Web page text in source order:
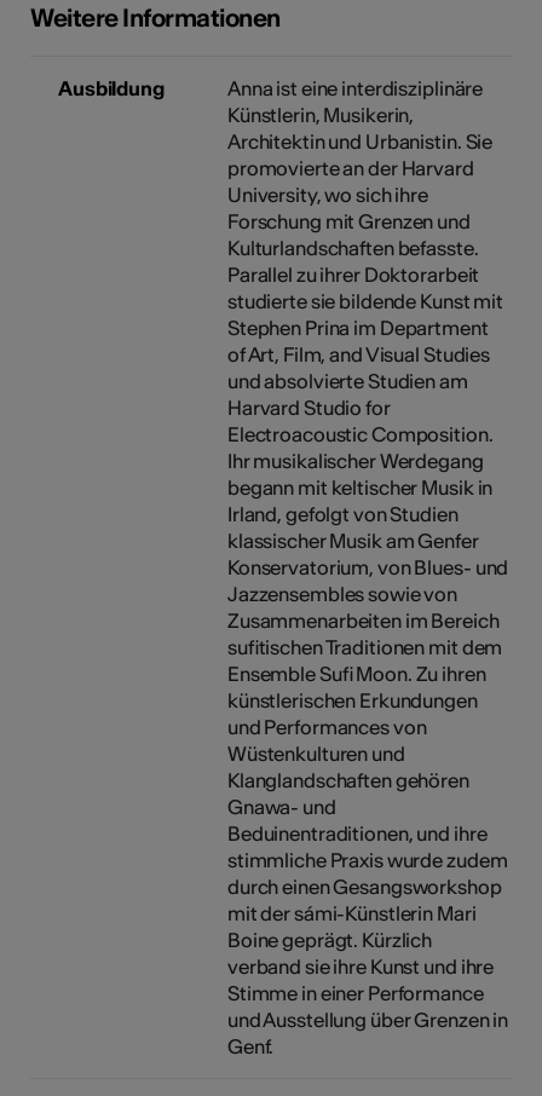
Weitere Informationen
Ausbildung
Anna ist eine interdisziplinäre
Künstlerin, Musikerin,
Architektin und Urbanistin. Sie
promovierte an der Harvard
University, wo sich ihre
Forschung mit Grenzen und
Kulturlandschaften befasste.
Parallel zu ihrer Doktorarbeit
studierte sie bildende Kunst mit
Stephen Prina im Department
of Art, Film, and Visual Studies
und absolvierte Studien am
Harvard Studio for
Electroacoustic Composition.
Ihr musikalischer Werdegang
begann mit keltischer Musik in
Irland, gefolgt von Studien
klassischer Musik am Genfer
Konservatorium, von Blues- und
Jazzensembles sowie von
Zusammenarbeiten im Bereich
sufitischen Traditionen mit dem
Ensemble Sufi Moon. Zu ihren
künstlerischen Erkundungen
und Performances von
Wüstenkulturen und
Klanglandschaften gehören
Gnawa- und
Beduinentraditionen, und ihre
stimmliche Praxis wurde zudem
durch einen Gesangsworkshop
mit der sámi-Künstlerin Mari
Boine geprägt. Kürzlich
verband sie ihre Kunst und ihre
Stimme in einer Performance
und Ausstellung über Grenzen in
Genf.